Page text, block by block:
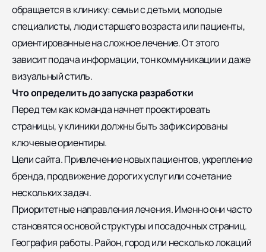
обращается в клинику: семьи с детьми, молодые
специалисты, люди старшего возраста или пациенты,
ориентированные на сложное лечение. От этого
зависит подача информации, тон коммуникации и даже
визуальный стиль.
Что определить до запуска разработки
Перед тем как команда начнет проектировать
страницы, у клиники должны быть зафиксированы
ключевые ориентиры.
Цели сайта. Привлечение новых пациентов, укрепление
бренда, продвижение дорогих услуг или сочетание
нескольких задач.
Приоритетные направления лечения. Именно они часто
становятся основой структуры и посадочных страниц.
География работы. Район, город или несколько локаций